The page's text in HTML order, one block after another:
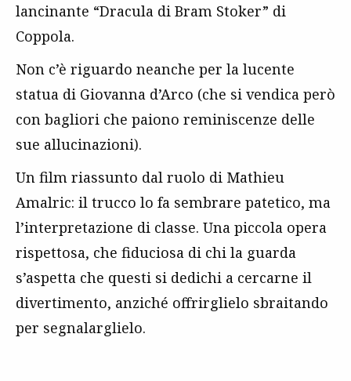
lancinante “Dracula di Bram Stoker” di
Coppola.
Non c’è riguardo neanche per la lucente
statua di Giovanna d’Arco (che si vendica però
con bagliori che paiono reminiscenze delle
sue allucinazioni).
Un film riassunto dal ruolo di Mathieu
Amalric: il trucco lo fa sembrare patetico, ma
l’interpretazione di classe. Una piccola opera
rispettosa, che fiduciosa di chi la guarda
s’aspetta che questi si dedichi a cercarne il
divertimento, anziché offrirglielo sbraitando
per segnalarglielo.